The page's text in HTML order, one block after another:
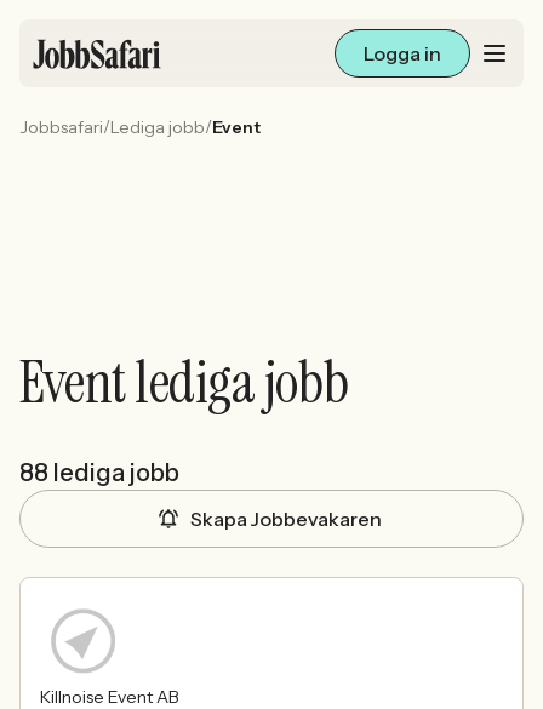
Logga in
Sök med AI
Ny här? Skapa konto
Jobbsafari/Lediga jobb/Event
Event lediga jobb
88 lediga jobb
Skapa Jobbevakaren
Killnoise Event AB